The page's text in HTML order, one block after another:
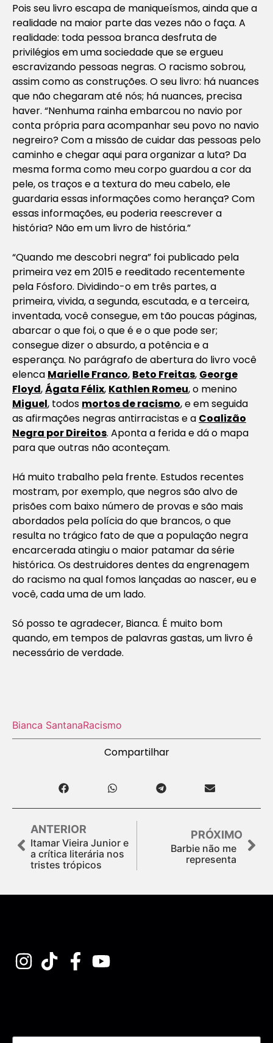
Pois seu livro escapa de maniqueísmos, ainda que a
realidade na maior parte das vezes não o faça. A
realidade: toda pessoa branca desfruta de
privilégios em uma sociedade que se ergueu
escravizando pessoas negras. O racismo sobrou,
assim como as construções. O seu livro: há nuances
que não chegaram até nós; há nuances, precisa
haver. “Nenhuma rainha embarcou no navio por
conta própria para acompanhar seu povo no navio
negreiro? Com a missão de cuidar das pessoas pelo
caminho e chegar aqui para organizar a luta? Da
mesma forma como meu corpo guardou a cor da
pele, os traços e a textura do meu cabelo, ele
guardaria essas informações como herança? Com
essas informações, eu poderia reescrever a
história? Não em um livro de história.”
“Quando me descobri negra” foi publicado pela
primeira vez em 2015 e reeditado recentemente
pela Fósforo. Dividindo-o em três partes, a
primeira, vivida, a segunda, escutada, e a terceira,
inventada, você consegue, em tão poucas páginas,
abarcar o que foi, o que é e o que pode ser;
consegue dizer o absurdo, a potência e a
esperança. No parágrafo de abertura do livro você
elenca Marielle Franco, Beto Freitas, George
Floyd,Ágata Félix, Kathlen Romeu, o menino
Miguel, todos mortos de racismo, e em seguida
as afirmações negras antirracistas e a Coalizão
Negra por Direitos. Aponta a ferida e dá o mapa
para que outras não aconteçam.
Há muito trabalho pela frente. Estudos recentes
mostram, por exemplo, que negros são alvo de
prisões com baixo número de provas e são mais
abordados pela polícia do que brancos, o que
resulta no trágico fato de que a população negra
encarcerada atingiu o maior patamar da série
histórica. Os destruidores dentes da engrenagem
do racismo na qual fomos lançadas ao nascer, eu e
você, cada uma de um lado.
Só posso te agradecer, Bianca. É muito bom
quando, em tempos de palavras gastas, um livro é
necessário de verdade.
Bianca SantanaRacismo
Compartilhar
ANTERIOR
Itamar Vieira Junior e
a crítica literária nos
tristes trópicos
PRÓXIMO
Barbie não me
representa